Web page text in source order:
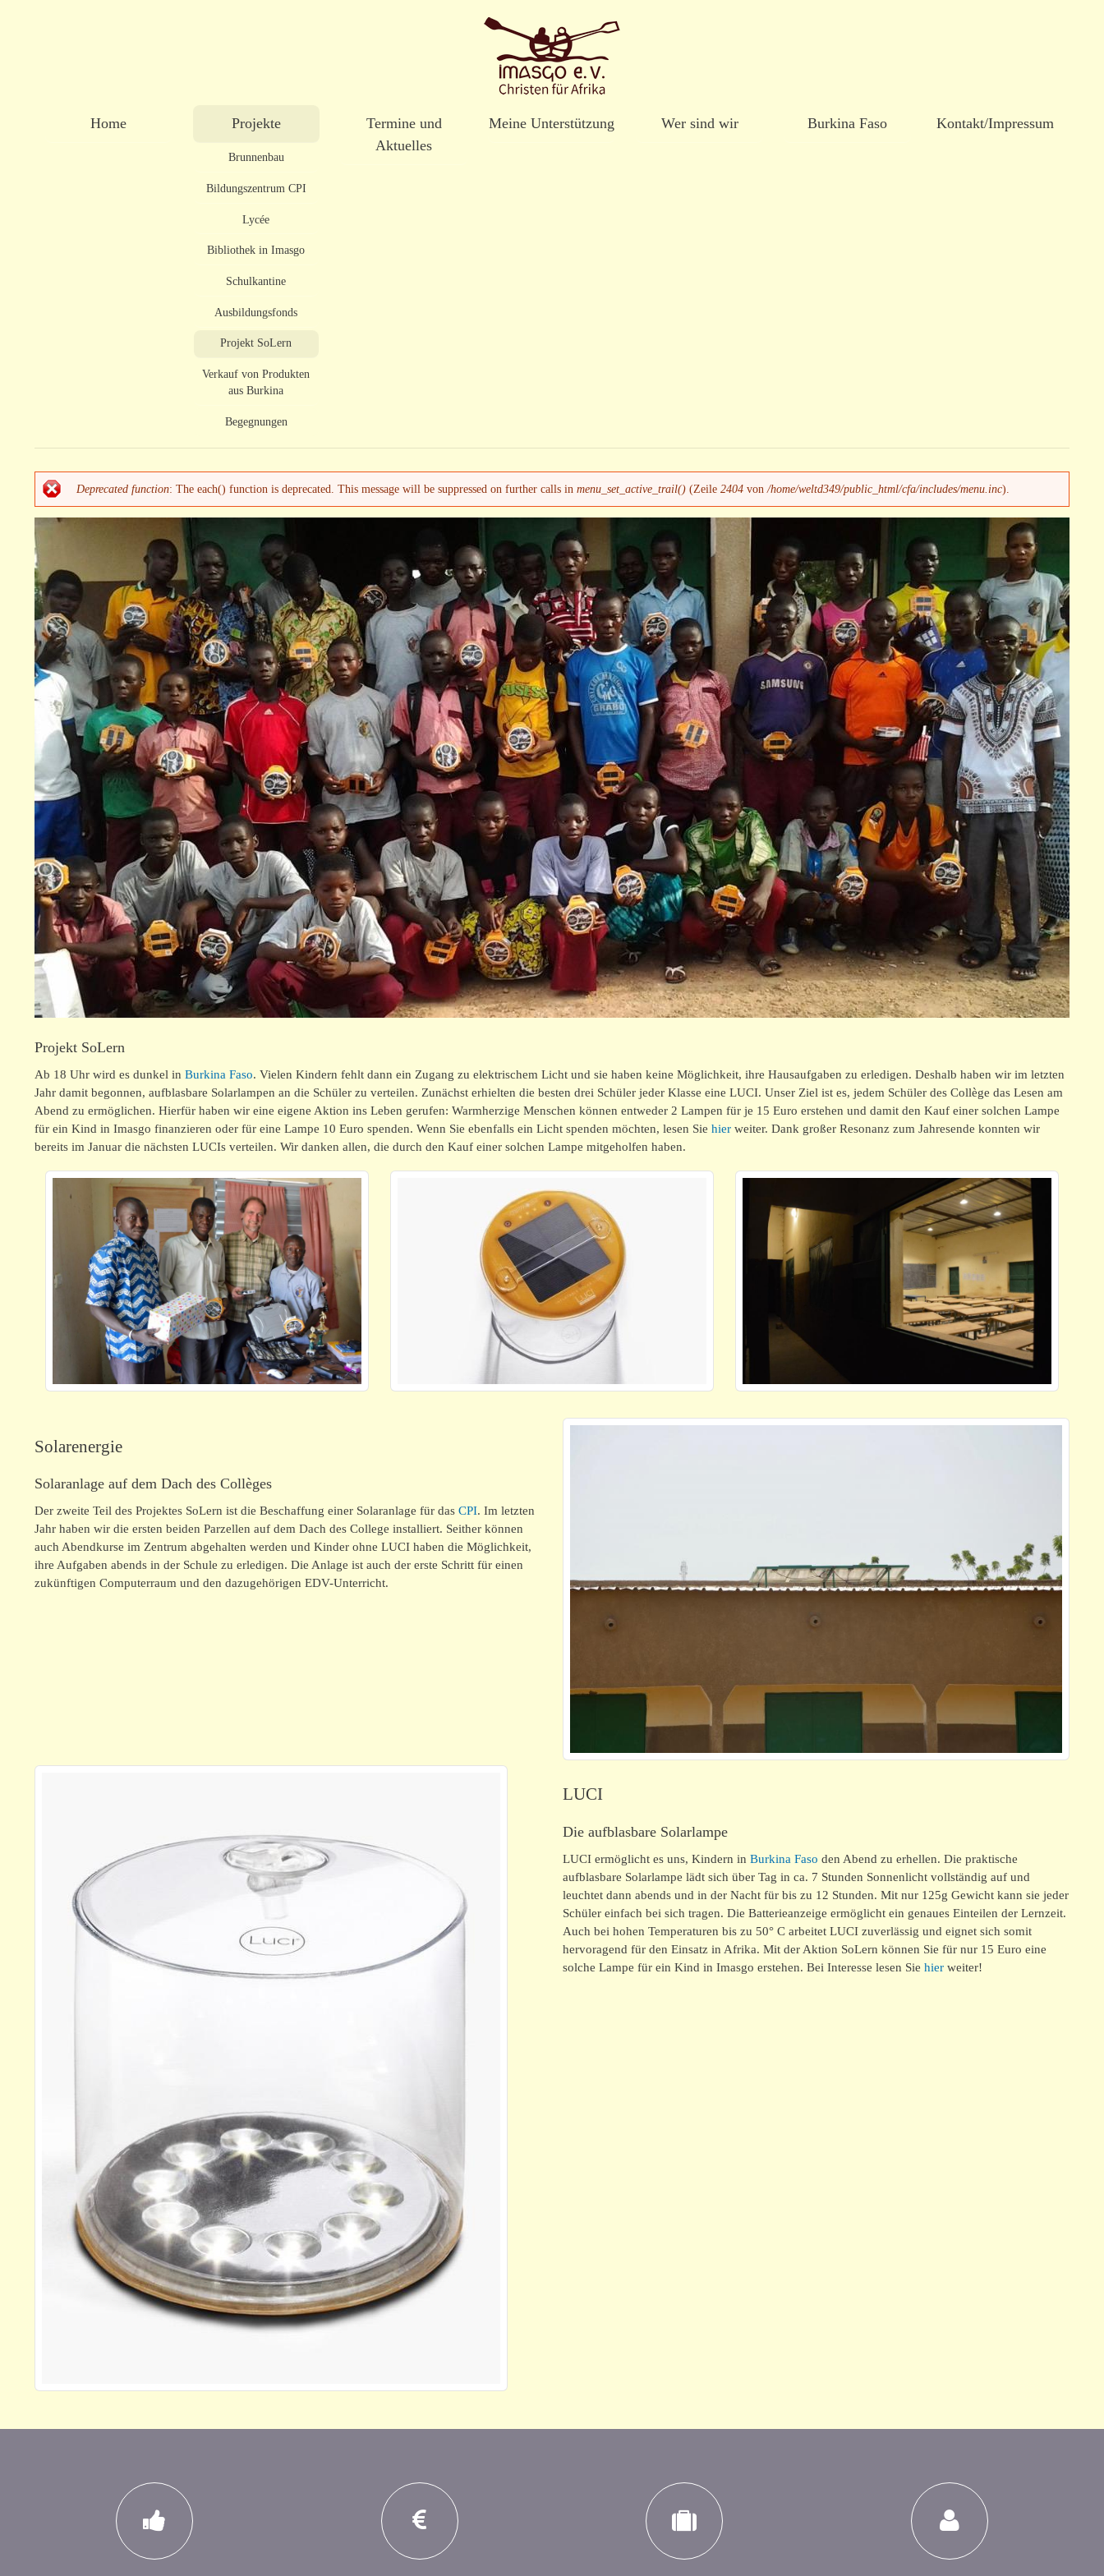
zum
Home Projekte
Brunnenbau
Bildungszentrum CPI
Lycée
Bibliothek in Imasgo
Schulkantine
Ausbildungsfonds
Projekt SoLern
Verkauf von Produkten
aus Burkina
Begegnungen
Termine und
Aktuelles
Meine Unterstützung Wer sind wir Burkina Faso Kontakt/Impressum
Fehlermeldung
Deprecated function: The each() function is deprecated. This message will be suppressed on further calls in menu_set_active_trail() (Zeile 2404 von /home/weltd349/public_html/cfa/includes/menu.inc).
Projekt SoLern
Ab 18 Uhr wird es dunkel in Burkina Faso. Vielen Kindern fehlt dann ein Zugang zu elektrischem Licht und sie haben keine Möglichkeit, ihre Hausaufgaben zu erledigen. Deshalb haben wir im letzten
Jahr damit begonnen, aufblasbare Solarlampen an die Schüler zu verteilen. Zunächst erhielten die besten drei Schüler jeder Klasse eine LUCI. Unser Ziel ist es, jedem Schüler des Collège das Lesen am
Abend zu ermöglichen. Hierfür haben wir eine eigene Aktion ins Leben gerufen: Warmherzige Menschen können entweder 2 Lampen für je 15 Euro erstehen und damit den Kauf einer solchen Lampe
für ein Kind in Imasgo finanzieren oder für eine Lampe 10 Euro spenden. Wenn Sie ebenfalls ein Licht spenden möchten, lesen Sie hier weiter. Dank großer Resonanz zum Jahresende konnten wir
bereits im Januar die nächsten LUCIs verteilen. Wir danken allen, die durch den Kauf einer solchen Lampe mitgeholfen haben.
Solarenergie
Solaranlage auf dem Dach des Collèges
Der zweite Teil des Projektes SoLern ist die Beschaffung einer Solaranlage für das CPI. Im letzten
Jahr haben wir die ersten beiden Parzellen auf dem Dach des College installiert. Seither können
auch Abendkurse im Zentrum abgehalten werden und Kinder ohne LUCI haben die Möglichkeit,
ihre Aufgaben abends in der Schule zu erledigen. Die Anlage ist auch der erste Schritt für einen
zukünftigen Computerraum und den dazugehörigen EDV-Unterricht.
LUCI
Die aufblasbare Solarlampe
LUCI ermöglicht es uns, Kindern in Burkina Faso den Abend zu erhellen. Die praktische
aufblasbare Solarlampe lädt sich über Tag in ca. 7 Stunden Sonnenlicht vollständig auf und
leuchtet dann abends und in der Nacht für bis zu 12 Stunden. Mit nur 125g Gewicht kann sie jeder
Schüler einfach bei sich tragen. Die Batterieanzeige ermöglicht ein genaues Einteilen der Lernzeit.
Auch bei hohen Temperaturen bis zu 50° C arbeitet LUCI zuverlässig und eignet sich somit
hervoragend für den Einsatz in Afrika. Mit der Aktion SoLern können Sie für nur 15 Euro eine
solche Lampe für ein Kind in Imasgo erstehen. Bei Interesse lesen Sie hierweiter!